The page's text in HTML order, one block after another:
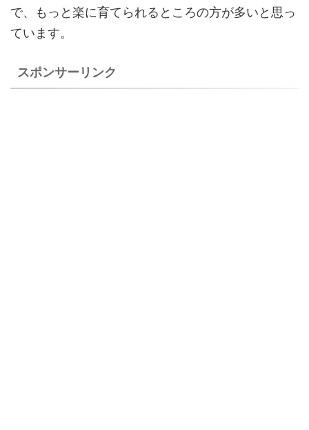
で、もっと楽に育てられるところの方が多いと思っ
ています。
スポンサーリンク